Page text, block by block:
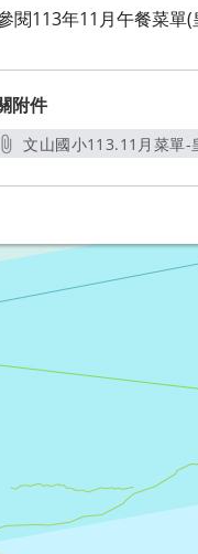
閱113年11月午餐菜單(
附件
文山國小113.11月菜單-